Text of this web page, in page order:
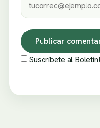
Suscríbete al Boletín!